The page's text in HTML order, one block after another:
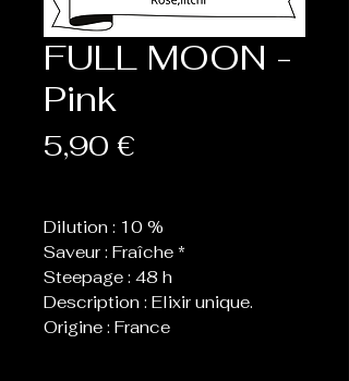
FULL MOON -
Pink
5,90 €
Dilution : 10 %
Saveur : Fraîche *
Steepage : 48 h
Description : Elixir unique.
Origine : France